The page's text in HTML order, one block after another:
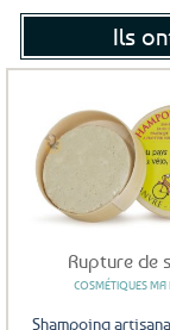
Ils
Rupture de
COSMÉTIQUES MA
Shampoing